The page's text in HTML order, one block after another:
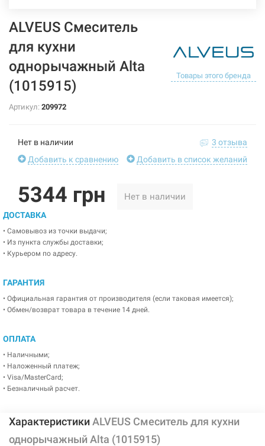
ALVEUS Смеситель
для кухни
однорычажный Alta
(1015915)
Товары этого бренда
Артикул: 209972
Нет в наличии
3 отзыва
Добавить к сравнению
Добавить в список желаний
5344 грн Нет в наличии
ДОСТАВКА
• Самовывоз из точки выдачи;
• Из пункта службы доставки;
• Курьером по адресу.
ГАРАНТИЯ
• Официальная гарантия от производителя (если таковая имеется);
• Обмен/возврат товара в течение 14 дней.
ОПЛАТА
• Наличными;
• Наложенный платеж;
• Visa/MasterCard;
• Безналичный расчет.
ХарактеристикиALVEUS Смеситель для кухни
однорычажный Alta (1015915)